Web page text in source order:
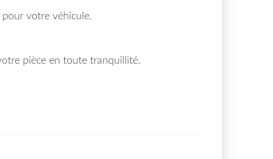
votre véhicule.
pièce en toute tranquillité.